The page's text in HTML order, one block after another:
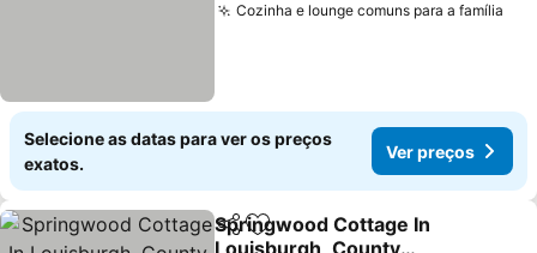
Cozinha e lounge comuns para a família
Selecione as datas para ver os preços
exatos.
Ver preços
PartilharAdicionar aos favoritos
Springwood Cottage In
Louisburgh, County